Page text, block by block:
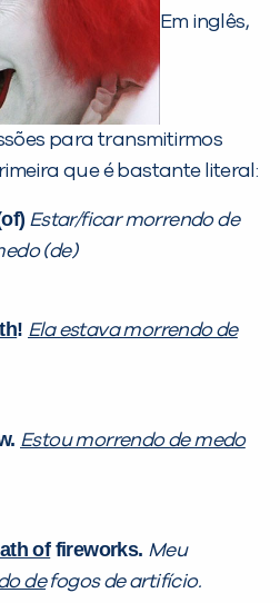
Em inglês,
para transmitirmos
que é bastante literal:
Estar/ficar morrendo de
(de)
! Ela estava morrendo de
Estou morrendo de medo
offireworks. Meu
defogos de artifício.
em contato
com a